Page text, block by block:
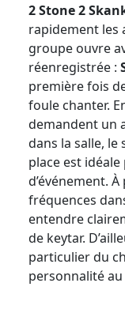
2 Stone 2
rapidement les
groupe ouvre
réenregistrée :
première fois
foule chanter.
demandent un
dans la salle, le
place est
d’événement.
fréquences
entendre
de keytar.
particulier du
personnalité au